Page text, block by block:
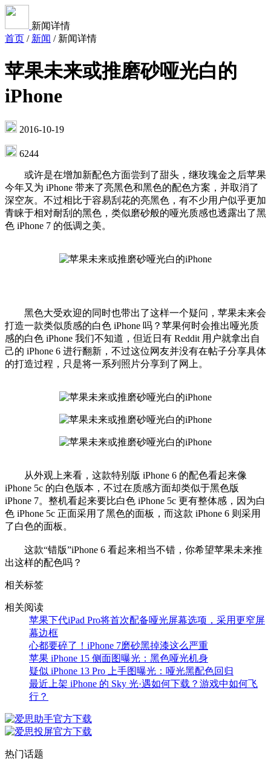
新闻详情
首页 / 新闻 / 新闻详情
苹果未来或推磨砂哑光白的
iPhone
2016-10-19
6244
或许是在增加新配色方面尝到了甜头，继玫瑰金之后苹果
今年又为 iPhone 带来了亮黑色和黑色的配色方案，并取消了
深空灰。不过相比于容易刮花的亮黑色，有不少用户似乎更加
青睐于相对耐刮的黑色，类似磨砂般的哑光质感也透露出了黑
色 iPhone 7 的低调之美。
黑色大受欢迎的同时也带出了这样一个疑问，苹果未来会
打造一款类似质感的白色 iPhone 吗？苹果何时会推出哑光质
感的白色 iPhone 我们不知道，但近日有 Reddit 用户就拿出自
己的 iPhone 6 进行翻新，不过这位网友并没有在帖子分享具体
的打造过程，只是将一系列照片分享到了网上。
从外观上来看，这款特别版 iPhone 6 的配色看起来像
iPhone 5c 的白色版本，不过在质感方面却类似于黑色版
iPhone 7。整机看起来要比白色 iPhone 5c 更有整体感，因为白
色 iPhone 5c 正面采用了黑色的面板，而这款 iPhone 6 则采用
了白色的面板。
这款“错版”iPhone 6 看起来相当不错，你希望苹果未来推
出这样的配色吗？
相关标签
相关阅读
苹果下代iPad Pro将首次配备哑光屏幕选项，采用更窄屏
幕边框
心都要碎了！iPhone 7磨砂黑掉漆这么严重
苹果 iPhone 15 侧面图曝光：黑色哑光机身
疑似 iPhone 13 Pro 上手图曝光：哑光黑配色回归
最近上架 iPhone 的 Sky 光·遇如何下载？游戏中如何飞
行？
热门话题